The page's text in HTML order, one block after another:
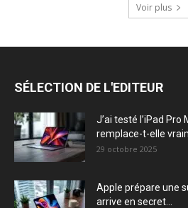
Voir plus
SÉLECTION DE L'EDITEUR
J’ai testé l’iPad
remplace-t-elle
29 octobre 2025
Apple prépare une
arrive en secret...